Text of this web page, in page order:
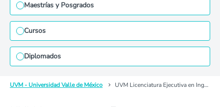
Maestrías y Posgrados
Cursos
Diplomados
UVM - Universidad Valle de México UVM Licenciatura Ejecutiva en Ingeniería en Tecnologías y Sistemas de Información